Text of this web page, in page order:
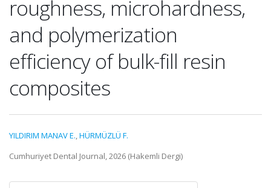
roughness, microhardness,
and polymerization
efficiency of bulk-fill resin
composites
YILDIRIM MANAV E.,HÜRMÜZLÜ F.
Cumhuriyet Dental Journal, 2026 (Hakemli Dergi)